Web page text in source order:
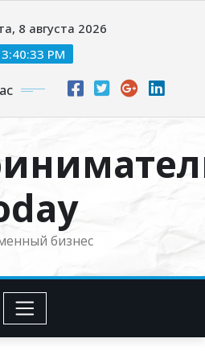
8 августа 2026
3:40:34 PM
бизнес